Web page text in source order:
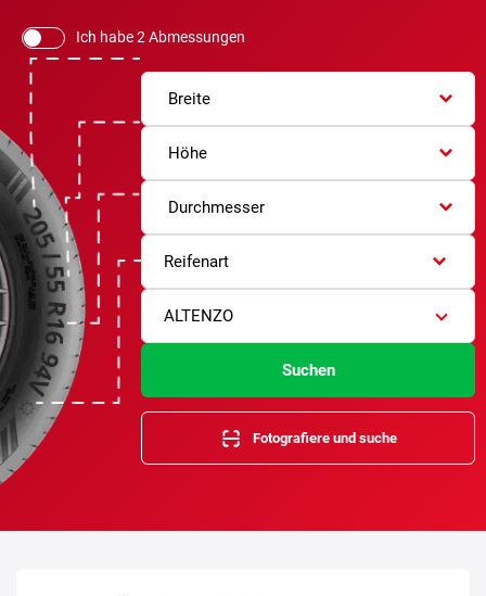
Ich habe 2 Abmessungen
Breite
Höhe
Durchmesser
Reifenart
ALTENZO
Suchen
Fotografiere und suche